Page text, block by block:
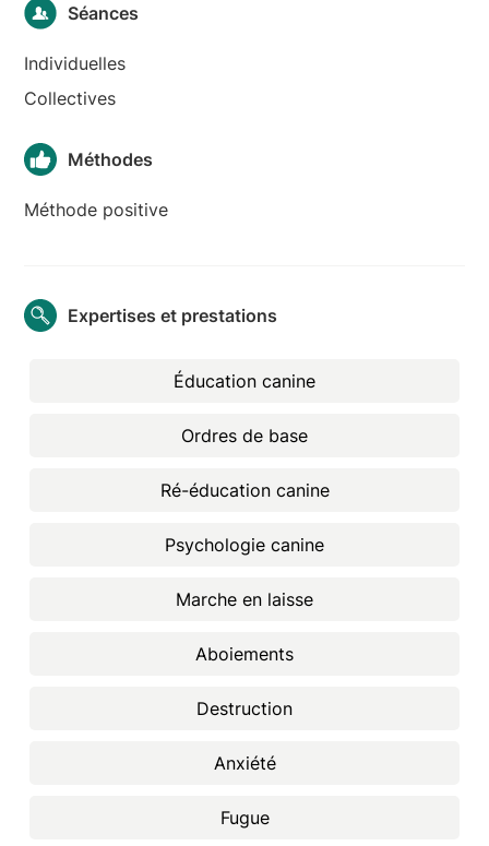
Séances
Individuelles
Collectives
Méthodes
Méthode positive
Expertises et prestations
Éducation canine
Ordres de base
Ré-éducation canine
Psychologie canine
Marche en laisse
Aboiements
Destruction
Anxiété
Fugue